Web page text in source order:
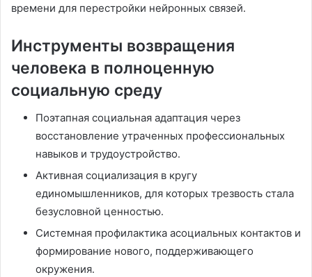
времени для перестройки нейронных связей․
Инструменты возвращения
человека в полноценную
социальную среду
Поэтапная социальная адаптация через
восстановление утраченных профессиональных
навыков и трудоустройство․
Активная социализация в кругу
единомышленников, для которых трезвость стала
безусловной ценностью․
Системная профилактика асоциальных контактов и
формирование нового, поддерживающего
окружения․